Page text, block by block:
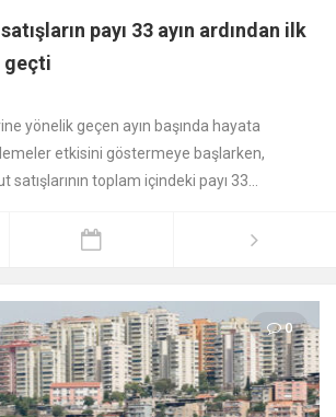
payı 33 ayın ardından ilk
geçti
yönelik geçen ayın başında hayata
etkisini göstermeye başlarken,
toplam içindeki payı 33...
0